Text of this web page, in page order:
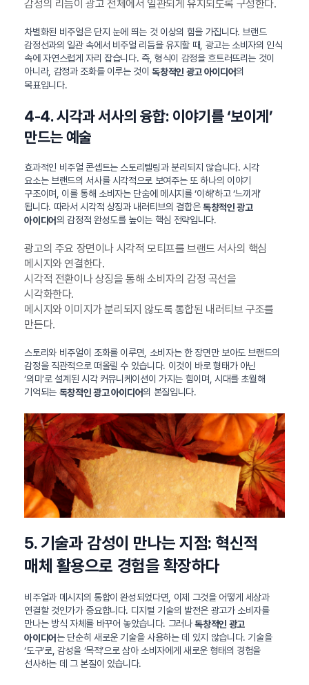
감정의 리듬이 광고 전체에서 일관되게 유지되도록 구성한다.
차별화된 비주얼은 단지 눈에 띄는 것 이상의 힘을 가집니다. 브랜드
감정선과의 일관 속에서 비주얼 리듬을 유지할 때, 광고는 소비자의 인식
속에 자연스럽게 자리 잡습니다. 즉, 형식이 감정을 흐트러뜨리는 것이
아니라, 감정과 조화를 이루는 것이독창적인 광고 아이디어의
목표입니다.
4-4. 시각과 서사의 융합: 이야기를 ‘보이게’
만드는 예술
효과적인 비주얼 콘셉트는 스토리텔링과 분리되지 않습니다. 시각
요소는 브랜드의 서사를 시각적으로 보여주는 또 하나의 이야기
구조이며, 이를 통해 소비자는 단숨에 메시지를 ‘이해’하고 ‘느끼게’
됩니다. 따라서 시각적 상징과 내러티브의 결합은독창적인 광고
아이디어의 감정적 완성도를 높이는 핵심 전략입니다.
광고의 주요 장면이나 시각적 모티프를 브랜드 서사의 핵심
메시지와 연결한다.
시각적 전환이나 상징을 통해 소비자의 감정 곡선을
시각화한다.
메시지와 이미지가 분리되지 않도록 통합된 내러티브 구조를
만든다.
스토리와 비주얼이 조화를 이루면, 소비자는 한 장면만 보아도 브랜드의
감정을 직관적으로 떠올릴 수 있습니다. 이것이 바로 형태가 아닌
‘의미’로 설계된 시각 커뮤니케이션이 가지는 힘이며, 시대를 초월해
기억되는 독창적인 광고 아이디어의 본질입니다.
5. 기술과 감성이 만나는 지점: 혁신적
매체 활용으로 경험을 확장하다
비주얼과 메시지의 통합이 완성되었다면, 이제 그것을 어떻게 세상과
연결할 것인가가 중요합니다. 디지털 기술의 발전은 광고가 소비자를
만나는 방식 자체를 바꾸어 놓았습니다. 그러나독창적인 광고
아이디어는 단순히 새로운 기술을 사용하는 데 있지 않습니다. 기술을
‘도구’로, 감성을 ‘목적’으로 삼아 소비자에게 새로운 형태의 경험을
선사하는 데 그 본질이 있습니다.